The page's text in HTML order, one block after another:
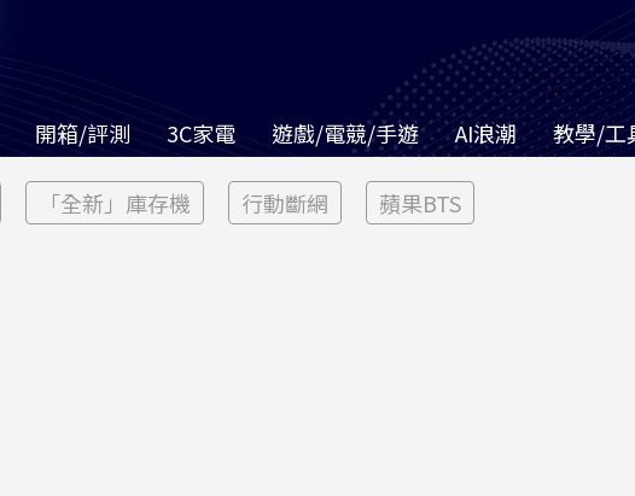
開箱/評測 3C家電 遊戲/電競/手遊 AI浪潮 教學/工
「全新」庫存機 行動斷網 蘋果BTS